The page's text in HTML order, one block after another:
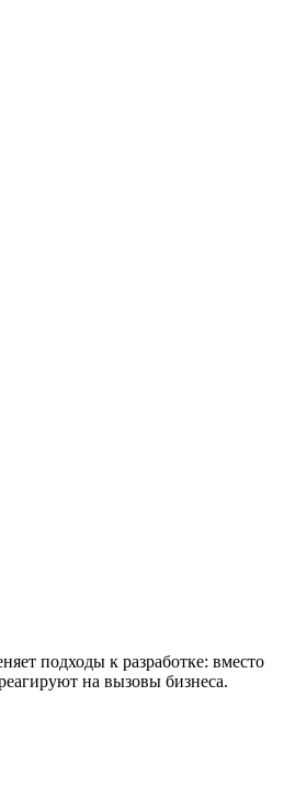
подходы к разработке: вместо
на вызовы бизнеса.